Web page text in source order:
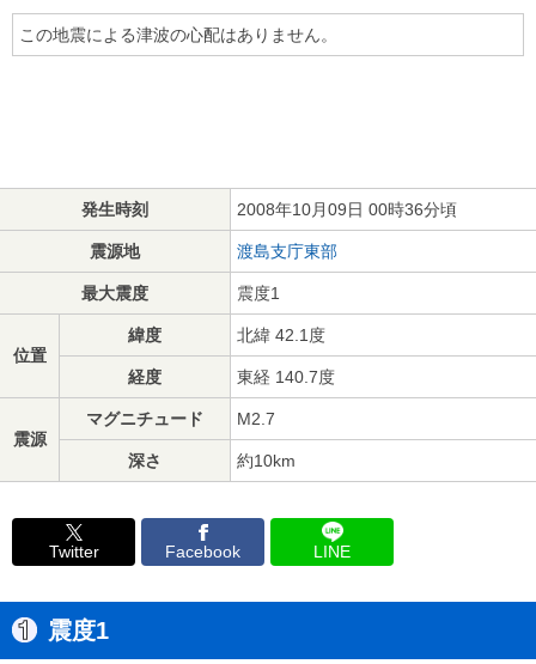
この地震による津波の心配はありません。
発生時刻 2008年10月09日 00時36分頃
震源地 渡島支庁東部
最大震度 震度1
位置
緯度 北緯 42.1度
経度 東経 140.7度
震源
マグニチュード M2.7
深さ 約10km
Twitter Facebook LINE
震度1